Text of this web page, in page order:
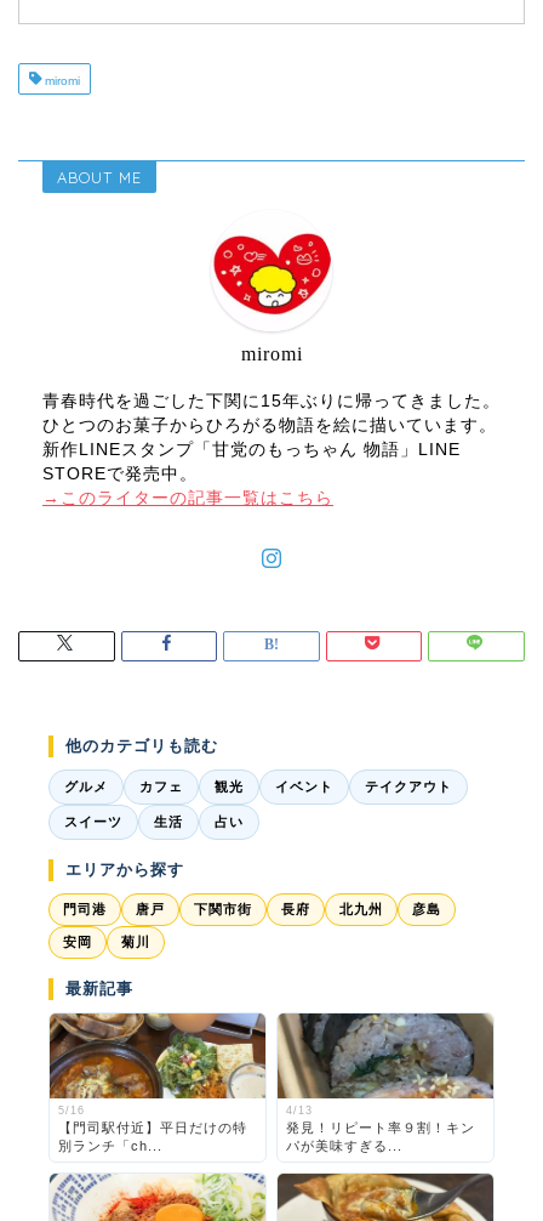
miromi
ABOUT ME
miromi
青春時代を過ごした下関に15年ぶりに帰ってきました。
ひとつのお菓子からひろがる物語を絵に描いています。
新作LINEスタンプ「甘党のもっちゃん 物語」LINE
STOREで発売中。
→このライターの記事一覧はこちら
他のカテゴリも読む
グルメ カフェ 観光 イベント テイクアウト
スイーツ 生活 占い
エリアから探す
門司港 唐戸 下関市街 長府 北九州 彦島
安岡 菊川
最新記事
5/16
【門司駅付近】平日だけの特
別ランチ「ch...
4/13
発見！リピート率９割！キン
パが美味すぎる...